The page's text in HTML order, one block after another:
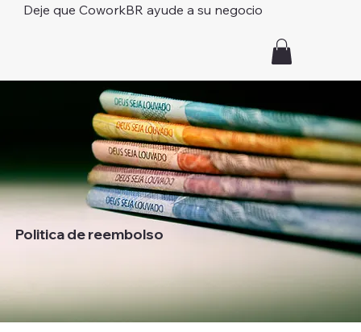
Deje que CoworkBR ayude a su negocio
Politica de reembolso